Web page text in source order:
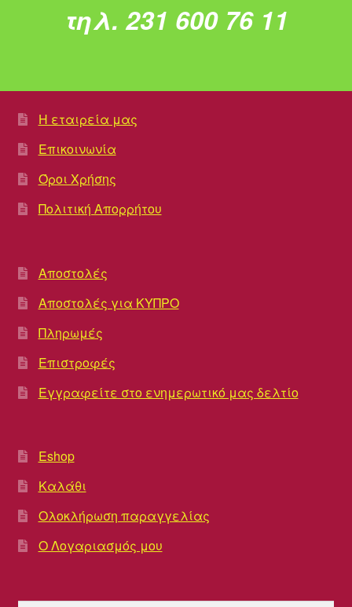
τηλ. 231 600 76 11
Η εταιρεία μας
Επικοινωνία
Όροι Χρήσης
Πολιτική Απορρήτου
Αποστολές
Αποστολές για ΚΥΠΡΟ
Πληρωμές
Επιστροφές
Εγγραφείτε στο ενημερωτικό μας δελτίο
Eshop
Καλάθι
Ολοκλήρωση παραγγελίας
Ο Λογαριασμός μου